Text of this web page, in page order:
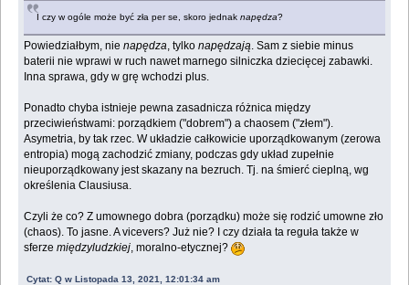
I czy w ogóle może być zła per se, skoro jednaknapędza?
Powiedziałbym, nienapędza, tylkonapędzają. Sam z siebie minus
baterii nie wprawi w ruch nawet marnego silniczka dziecięcej zabawki.
Inna sprawa, gdy w grę wchodzi plus.
Ponadto chyba istnieje pewna zasadnicza różnica między
przeciwieństwami: porządkiem ("dobrem") a chaosem ("złem").
Asymetria, by tak rzec. W układzie całkowicie uporządkowanym (zerowa
entropia) mogą zachodzić zmiany, podczas gdy układ zupełnie
nieuporządkowany jest skazany na bezruch. Tj. na śmierć cieplną, wg
określenia Clausiusa.
Czyli że co? Z umownego dobra (porządku) może się rodzić umowne zło
(chaos). To jasne. A vicevers? Już nie? I czy działa ta reguła także w
sferzemiędzyludzkiej, moralno-etycznej?
Cytat: Q w Listopada 13, 2021, 12:01:34 am